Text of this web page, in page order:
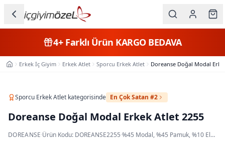
Kategorileri
Erkek
Çocuk
Fantazi
4+Farklı Ürün KARGO BEDAVA
Ana SayfaErkek İç Giyim Erkek Atlet Sporcu Erkek Atlet Doreanse Doğal Modal
Sporcu Erkek Atlet kategorisinde En Çok Satan #2
Doreanse Doğal Modal Erkek Atlet 2255
DOREANSE·Ürün Kodu: DOREANSE2255· %45 Modal, %45 Pamuk, %10 Elastan